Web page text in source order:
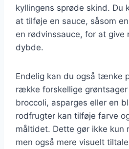
kyllingens sprøde skind. Du
at tilføje en sauce, såsom
en rødvinssauce, for at give
dybde.
Endelig kan du også tænke
række forskellige
broccoli, asparges eller en
rodfrugter kan tilføje farve
måltidet. Dette gør ikke kun
men også mere visuelt